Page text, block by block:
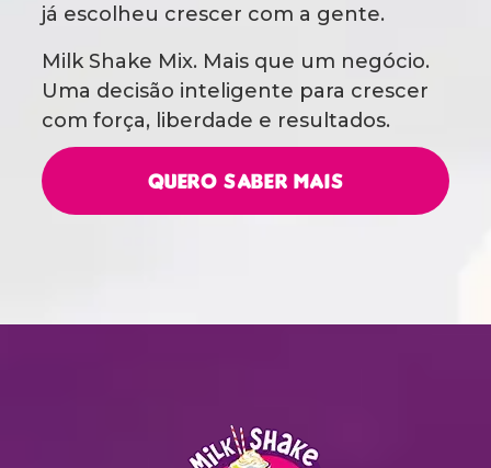
já escolheu crescer com a gente.
Milk Shake Mix. Mais que um negócio.
Uma decisão inteligente para crescer
com força, liberdade e resultados.
Quero Saber Mais